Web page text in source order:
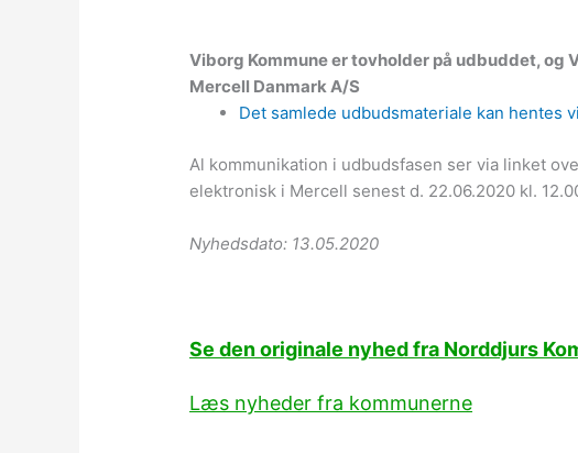
Viborg Kommune er tovholder på udbuddet,
Mercell Danmark A/S
Det samlede udbudsmateriale kan hentes
Al kommunikation i udbudsfasen ser via linket
elektronisk i Mercell senest d. 22.06.2020 kl.
Nyhedsdato: 13.05.2020
Se den originale nyhed fra Norddjurs
Læs nyheder fra kommunerne